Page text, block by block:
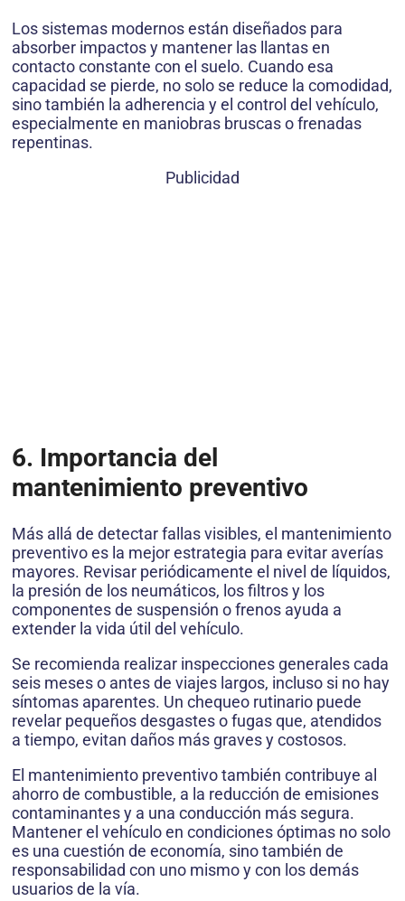
Los sistemas modernos están diseñados para
absorber impactos y mantener las llantas en
contacto constante con el suelo. Cuando esa
capacidad se pierde, no solo se reduce la comodidad,
sino también la adherencia y el control del vehículo,
especialmente en maniobras bruscas o frenadas
repentinas.
Publicidad
6. Importancia del
mantenimiento preventivo
Más allá de detectar fallas visibles, el mantenimiento
preventivo es la mejor estrategia para evitar averías
mayores. Revisar periódicamente el nivel de líquidos,
la presión de los neumáticos, los filtros y los
componentes de suspensión o frenos ayuda a
extender la vida útil del vehículo.
Se recomienda realizar inspecciones generales cada
seis meses o antes de viajes largos, incluso si no hay
síntomas aparentes. Un chequeo rutinario puede
revelar pequeños desgastes o fugas que, atendidos
a tiempo, evitan daños más graves y costosos.
El mantenimiento preventivo también contribuye al
ahorro de combustible, a la reducción de emisiones
contaminantes y a una conducción más segura.
Mantener el vehículo en condiciones óptimas no solo
es una cuestión de economía, sino también de
responsabilidad con uno mismo y con los demás
usuarios de la vía.